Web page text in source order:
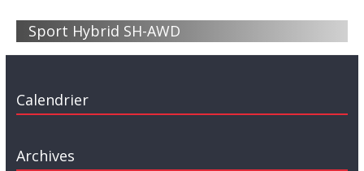
Sport Hybrid SH-AWD
Calendrier
Archives